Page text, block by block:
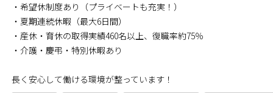
・希望休制度あり（プライベートも充実！）
・夏期連続休暇（最大6日間）
・産休・育休の取得実績460名以上、復職率約75％
・介護・慶弔・特別休暇あり
長く安心して働ける環境が整っています！